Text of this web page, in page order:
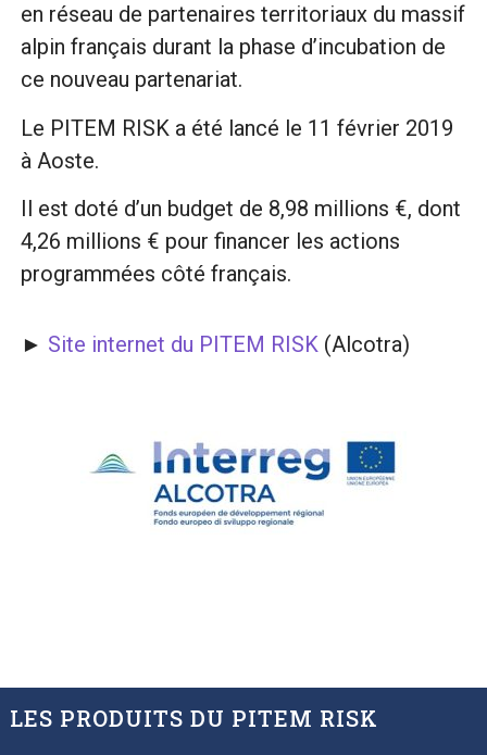
en réseau de partenaires territoriaux du massif
alpin français durant la phase d’incubation de
ce nouveau partenariat.
Le PITEM RISK a été lancé le 11 février 2019
à Aoste.
Il est doté d’un budget de 8,98 millions €, dont
4,26 millions € pour financer les actions
programmées côté français.
► Site internet du PITEM RISK (Alcotra)
LES PRODUITS DU PITEM RISK